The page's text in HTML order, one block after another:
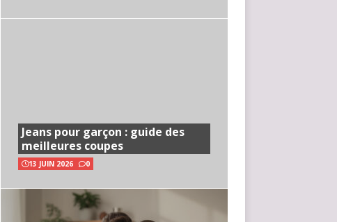
Jeans pour garçon : guide des
meilleures coupes
13 JUIN 2026 0